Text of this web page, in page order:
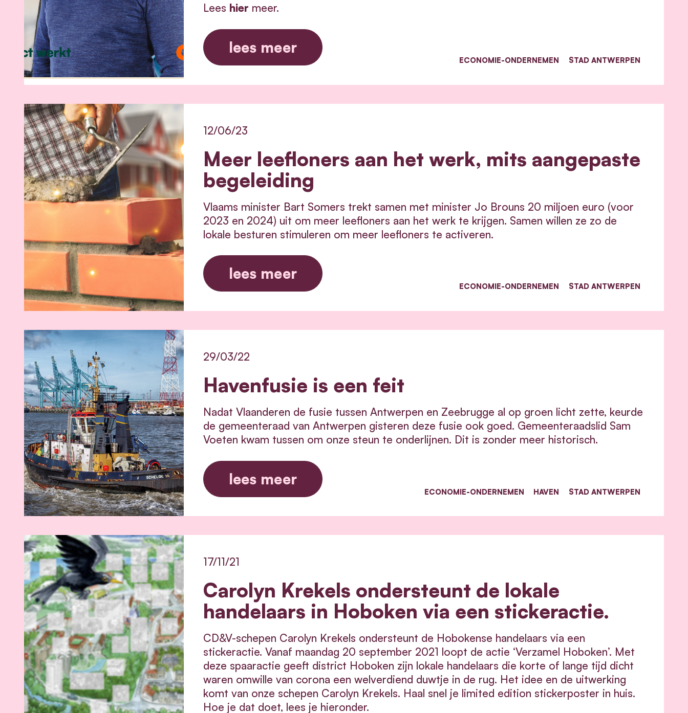
Lees hier meer.
lees meer
ECONOMIE-ONDERNEMEN STAD ANTWERPEN
Meer leefloners aan het werk, mits aangepaste
begeleiding
12/06/23
Vlaams minister Bart Somers trekt samen met minister Jo Brouns 20 miljoen euro (voor
2023 en 2024) uit om meer leefloners aan het werk te krijgen. Samen willen ze zo de
lokale besturen stimuleren om meer leefloners te activeren.
lees meer
ECONOMIE-ONDERNEMEN STAD ANTWERPEN
Havenfusie is een feit
29/03/22
Nadat Vlaanderen de fusie tussen Antwerpen en Zeebrugge al op groen licht zette, keurde
de gemeenteraad van Antwerpen gisteren deze fusie ook goed. Gemeenteraadslid Sam
Voeten kwam tussen om onze steun te onderlijnen. Dit is zonder meer historisch.
lees meer
ECONOMIE-ONDERNEMEN HAVEN STAD ANTWERPEN
Carolyn Krekels ondersteunt de lokale
handelaars in Hoboken via een stickeractie.
17/11/21
CD&V-schepen Carolyn Krekels ondersteunt de Hobokense handelaars via een
stickeractie. Vanaf maandag 20 september 2021 loopt de actie ‘Verzamel Hoboken’. Met
deze spaaractie geeft district Hoboken zijn lokale handelaars die korte of lange tijd dicht
waren omwille van corona een welverdiend duwtje in de rug. Het idee en de uitwerking
komt van onze schepen Carolyn Krekels. Haal snel je limited edition stickerposter in huis.
Hoe je dat doet, lees je hieronder.